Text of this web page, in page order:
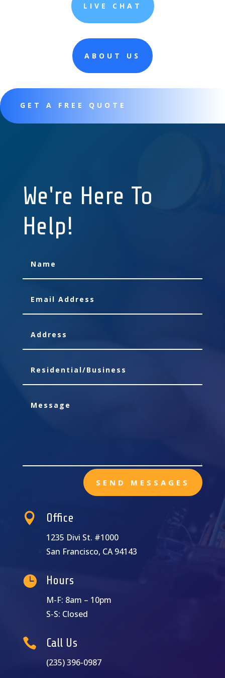
LIVE CHAT
ABOUT US
GET A FREE QUOTE
We're Here To
Help!
SEND MESSAGES
 Office
1235 Divi St. #1000
San Francisco, CA 94143
 Hours
M-F: 8am – 10pm
S-S: Closed
 Call Us
(235) 396-0987